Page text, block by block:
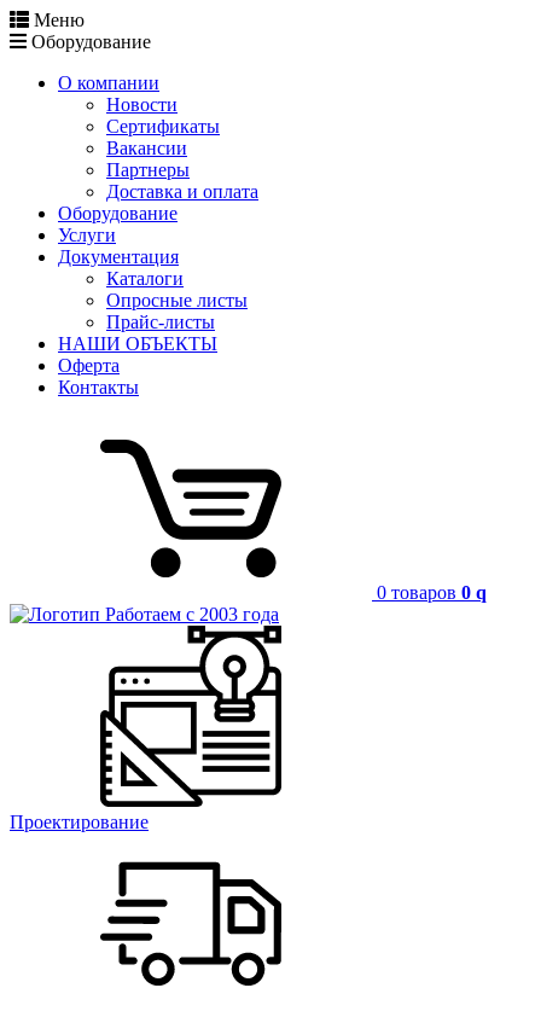
Меню
Оборудование
О компании
Новости
Сертификаты
Вакансии
Партнеры
Доставка и оплата
Оборудование
Услуги
Документация
Каталоги
Опросные листы
Прайс-листы
НАШИ ОБЪЕКТЫ
Оферта
Контакты
0 товаров 0 q
Работаем с 2003 года
Проектирование